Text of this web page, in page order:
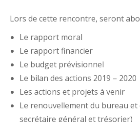
Lors de cette rencontre, seront
Le rapport moral
Le rapport financier
Le budget prévisionnel
Le bilan des actions 2019 – 2020
Les actions et projets à venir
Le renouvellement du bureau et
secrétaire général et trésorier)